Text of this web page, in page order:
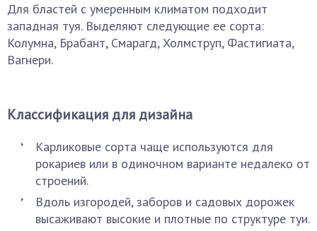
Для бластей с умеренным климатом подходит
западная туя. Выделяют следующие ее сорта:
Колумна, Брабант, Смарагд, Холмструп, Фастигиата,
Вагнери.
Классификация для дизайна
Карликовые сорта чаще используются для
рокариев или в одиночном варианте недалеко от
строений.
Вдоль изгородей, заборов и садовых дорожек
высаживают высокие и плотные по структуре туи.